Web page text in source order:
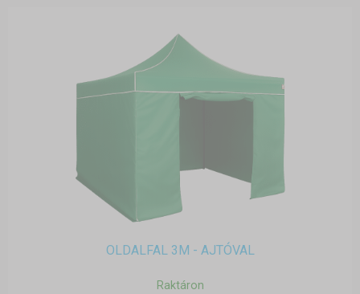
OLDALFAL 3M - AJTÓVAL
Raktáron